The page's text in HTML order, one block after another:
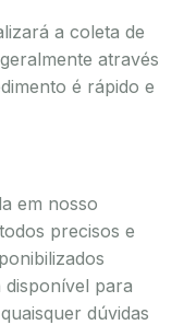
a coleta de
através
é rápido e
em nosso
precisos e
disponível para
dúvidas